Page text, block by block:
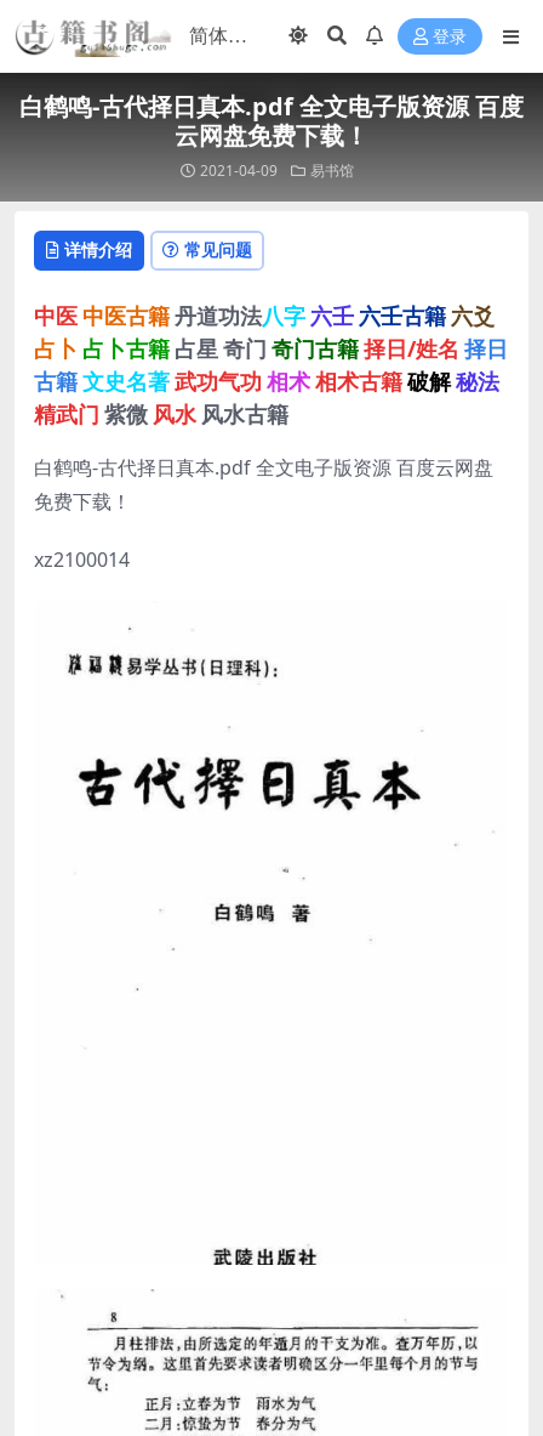
登录
白鹤鸣-古代择日真本.pdf 全文电子版资源 百度
云网盘免费下载！
2021-04-09 易书馆
详情介绍 常见问题
中医 中医古籍丹道功法八字 六壬 六壬古籍 六爻
占卜 占卜古籍 占星 奇门 奇门古籍择日/姓名 择日
古籍文史名著武功气功 相术相术古籍破解秘法
精武门 紫微 风水 风水古籍
白鹤鸣-古代择日真本.pdf 全文电子版资源 百度云网盘
免费下载！
xz2100014